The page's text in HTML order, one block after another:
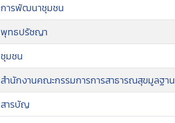
การพัฒนาชุมชน
พุทธปรัชญา
ชุมชน
สำนักงานคณะกรรมการการสาธารณสุขมูลฐาน
สารบัญ